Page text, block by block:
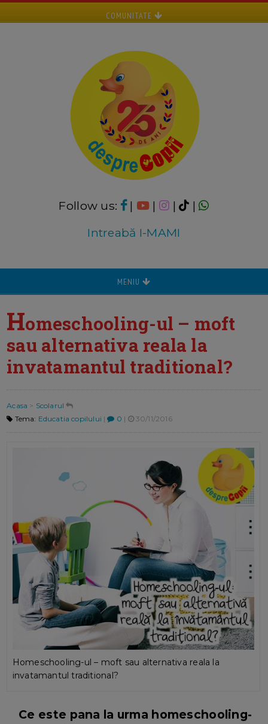
COMUNITATE
Follow us: | | |
|
Intreabă I-MAMI
MENIU
Homeschooling-ul – moft
sau alternativa reala la
invatamantul traditional?
Acasa > Scolarul
Tema: Educatia copilului | 0 | 30/11/2016
Homeschooling-ul – moft sau alternativa reala la
invatamantul traditional?
Ce este pana la urma homeschooling-